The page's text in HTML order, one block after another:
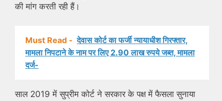
की मांग करती रही हैं।
Must Read - देवास कोर्ट का फर्जी न्यायाधीश गिरफ्तार,
मामला निपटाने के नाम पर लिए 2.90 लाख रुपये जब्त, मामला
दर्ज-
साल 2019 में सुप्रीम कोर्ट ने सरकार के पक्ष में फैसला सुनाया